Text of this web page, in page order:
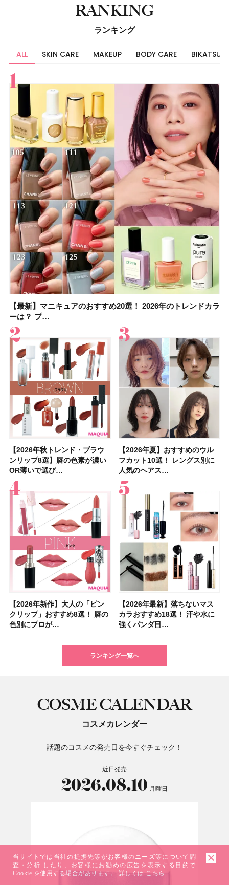
RANKING
ランキング
ALL SKIN CARE MAKEUP BODY CARE BIKATSU
すべて
【最新】マニキュアのおすすめ20選！ 2026年のトレンドカラ
ーは？ プ…
【2026年秋トレンド・ブラウ
ンリップ8選】唇の色素が濃い
OR薄いで選び…
【2026年夏】おすすめのウル
フカット10選！ レングス別に
人気のヘアス…
【2026年新作】大人の「ピン
クリップ」おすすめ8選！ 唇の
色別にプロが…
【2026年最新】落ちないマス
カラおすすめ18選！ 汗や水に
強くパンダ目…
スキンケア
大野真理子さんのリピ買い「ブライトニング」14選！ 透明肌
の秘訣を公開
【石井美保さん】おすすめの
「ブライトニング」11選！ ス
キンケアからサプ…
【上田竜也さんのマイベストコ
スメ５選】大人になって開眼し
たからこそ愛が深…
【クリスマスコフレ2026】ク
リニークのホリデーコフレを一
挙紹介！ 人気…
【2026夏】「大人のニキビケ
ア」ランキングTOP5！＜マキ
アビューティ…
メイク
【最新】マニキュアのおすすめ20選！ 2026年のトレンドカラ
ーは？ プ…
【2026年秋トレンド・ブラウ
ンリップ8選】唇の色素が濃い
OR薄いで選び…
【2026年新作】大人の「ピン
クリップ」おすすめ8選！ 唇の
色別にプロが…
【2026年最新】落ちないマス
カラおすすめ18選！ 汗や水に
強くパンダ目…
シャネルの新作リップ「ルージ
ュ ココ イドゥラ グロス」全15
色スウォッ…
ボディケア
【2026夏】「香水・フレグランス」ランキングTOP5！＜美
容マニア・マ…
【2026年】ボディ用日焼け止
めUVのおすすめ20選！ この夏
注目の人気…
【クリスマスコフレ2026】
HACCIのホリデーギフトが豪華
すぎると話題…
【石井美保さん・50歳のボディ
ケア愛用品16選】首・手・バス
トのパーツケ…
【ニベア】美容液リップクリー
ム＆ボディスクラブが新登場！
大人気の色付き…
美活
【板野友美さんの美活】「実はうねりやすいクセ毛なんで
す」美しいロングヘア…
【簡単・夏バテ防止レシピ12
選】食欲がない日にもおすす
め！ さっぱりご飯…
【美容系・伊能忠敬界隈】上西
星来さんは5年間1日1万歩を継
続！ 歩くとき…
【石井美保さんのおすすめお菓
子＆お茶10選】手土産にもぴっ
たり
【40代以上におすすめのプロテ
イン10選】美と健康に不可欠な
タンパク質を…
ヘア
【2026年夏】40代におすすめの髪型30選！ 若く見える・手
入れが楽な…
【2026年夏】おすすめのウル
フカット10選！ レングス別に
人気のヘアス…
【2026年夏】おすすめの髪型
36選！ショート・ボブ・ミディ
アム・ロング…
【2026年夏】小顔に見えるボ
ブの髪型37選！ レイヤー・切
りっぱなしな…
【最新】髪のうねり・広がり・
くせ毛におすすめのシャンプー
17選
ライフスタイル
【フォロー＆いいねで当たる】中国割烹旅館 掬水亭の宿泊券
を1組2名様にプ…
【鈴木えみさんの愛用品30選】
コスメ・スキンケア・ヘアケア
etc.お気に…
【橋本環奈さんの美容Q&A】
顔用コスメで全身ケア！「お尻
や脚も喜んでくれ…
【ILLIT（アイリット）ライブ
レポ】TOYOTA ARENA
TOKY…
【無印良品】スキンケア×衣料
素材の最強タッグで実現！ 着
るだけで保湿でき…
ビューティーズ
【セザンヌ】「ブライトカラーシーラー」新色グリーンが8/7
に発売｜既存色…
【セザンヌ】8/7新色追加！
「ウォータリーティントリップ
」10モモピュ…
【スック2026新作】秋コレク
ションを全品スウォッチ&イエ
ベブルベ分け！
【ルナソルアイシャドウ】アイ
カラーレーションN新色・限定
色をイエベ・ブ…
ツヤ好きの人生チーク！エナモ
ル メロウメルティングチーク
限定〈102 ロ…
ランキング一覧へ
COSME CALENDAR
コスメカレンダー
話題のコスメの発売日を今すぐチェック！
近日発売
2026.08.10 月曜日
当サイトでは当社の提携先等がお客様のニーズ等について調
査・分析 したり、お客様にお勧めの広告を表示する目的で
Cookie を使用する場合があります。 詳しくは こちら